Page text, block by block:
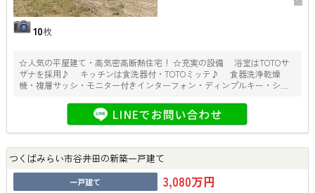
10枚
☆人気の平屋建て・高気密高断熱住宅！ ☆充実の設備 浴室はTOTOサ
ザナを採用♪ キッチンは食洗器付・TOTOミッテ♪ 食器洗浄乾燥
機・複層サッシ・モニター付きインターフォン・ディンプルキー・シャ
つくばみらい市谷井田の新築一戸建て
一戸建て 3,080万円